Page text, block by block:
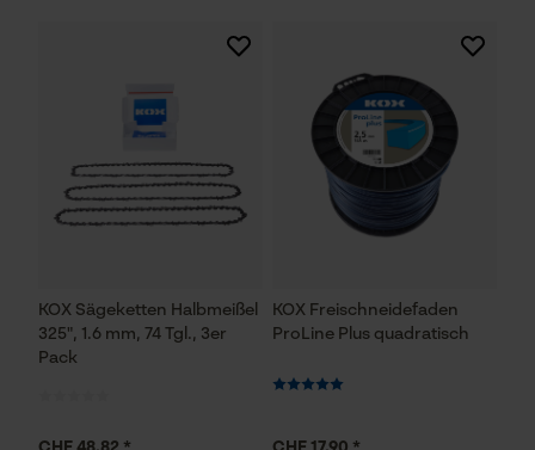
KOX Sägeketten Halbmeißel
325", 1.6 mm, 74 Tgl., 3er
Pack
KOX Freischneidefaden
ProLine Plus quadratisch